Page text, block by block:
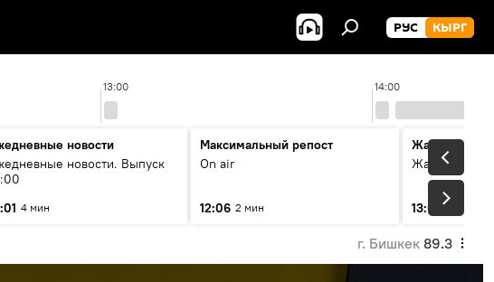
РУС КЫРГ
13:00 14:00
новости
новости. Выпуск
4 мин
Максимальный репост
On air
12:06 2 мин
Жаңылыктар
13:01 3 мин
г. Бишкек 89.3